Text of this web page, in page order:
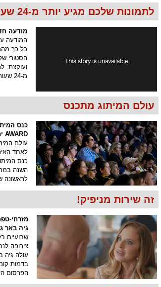
לתמונות שלכם מגיע יותר מ-24 שעות
מודעה
המודעה
כל כך
ועוקצת:
מ-24 שעות.
עולם המיתוג מתכנס
AWARD יתקיימו באירוע אחד
עולם
לאחד
השנה
לראשונה
זה שירות מניפיק!
מזרחי-
גיה באר
שבועיים
צירופה
עולה גיה
בדמות
הפרסום